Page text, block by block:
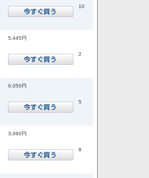
10
5,445円
2
6,050円
5
3,060円
8